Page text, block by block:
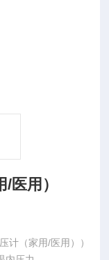
医用）
计（家用/医用））